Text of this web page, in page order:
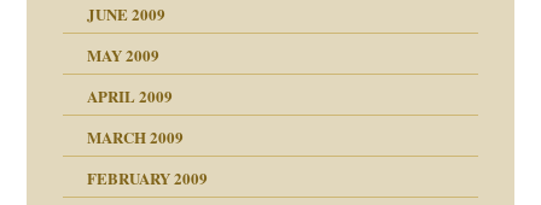
JUNE 2009
MAY 2009
APRIL 2009
MARCH 2009
FEBRUARY 2009